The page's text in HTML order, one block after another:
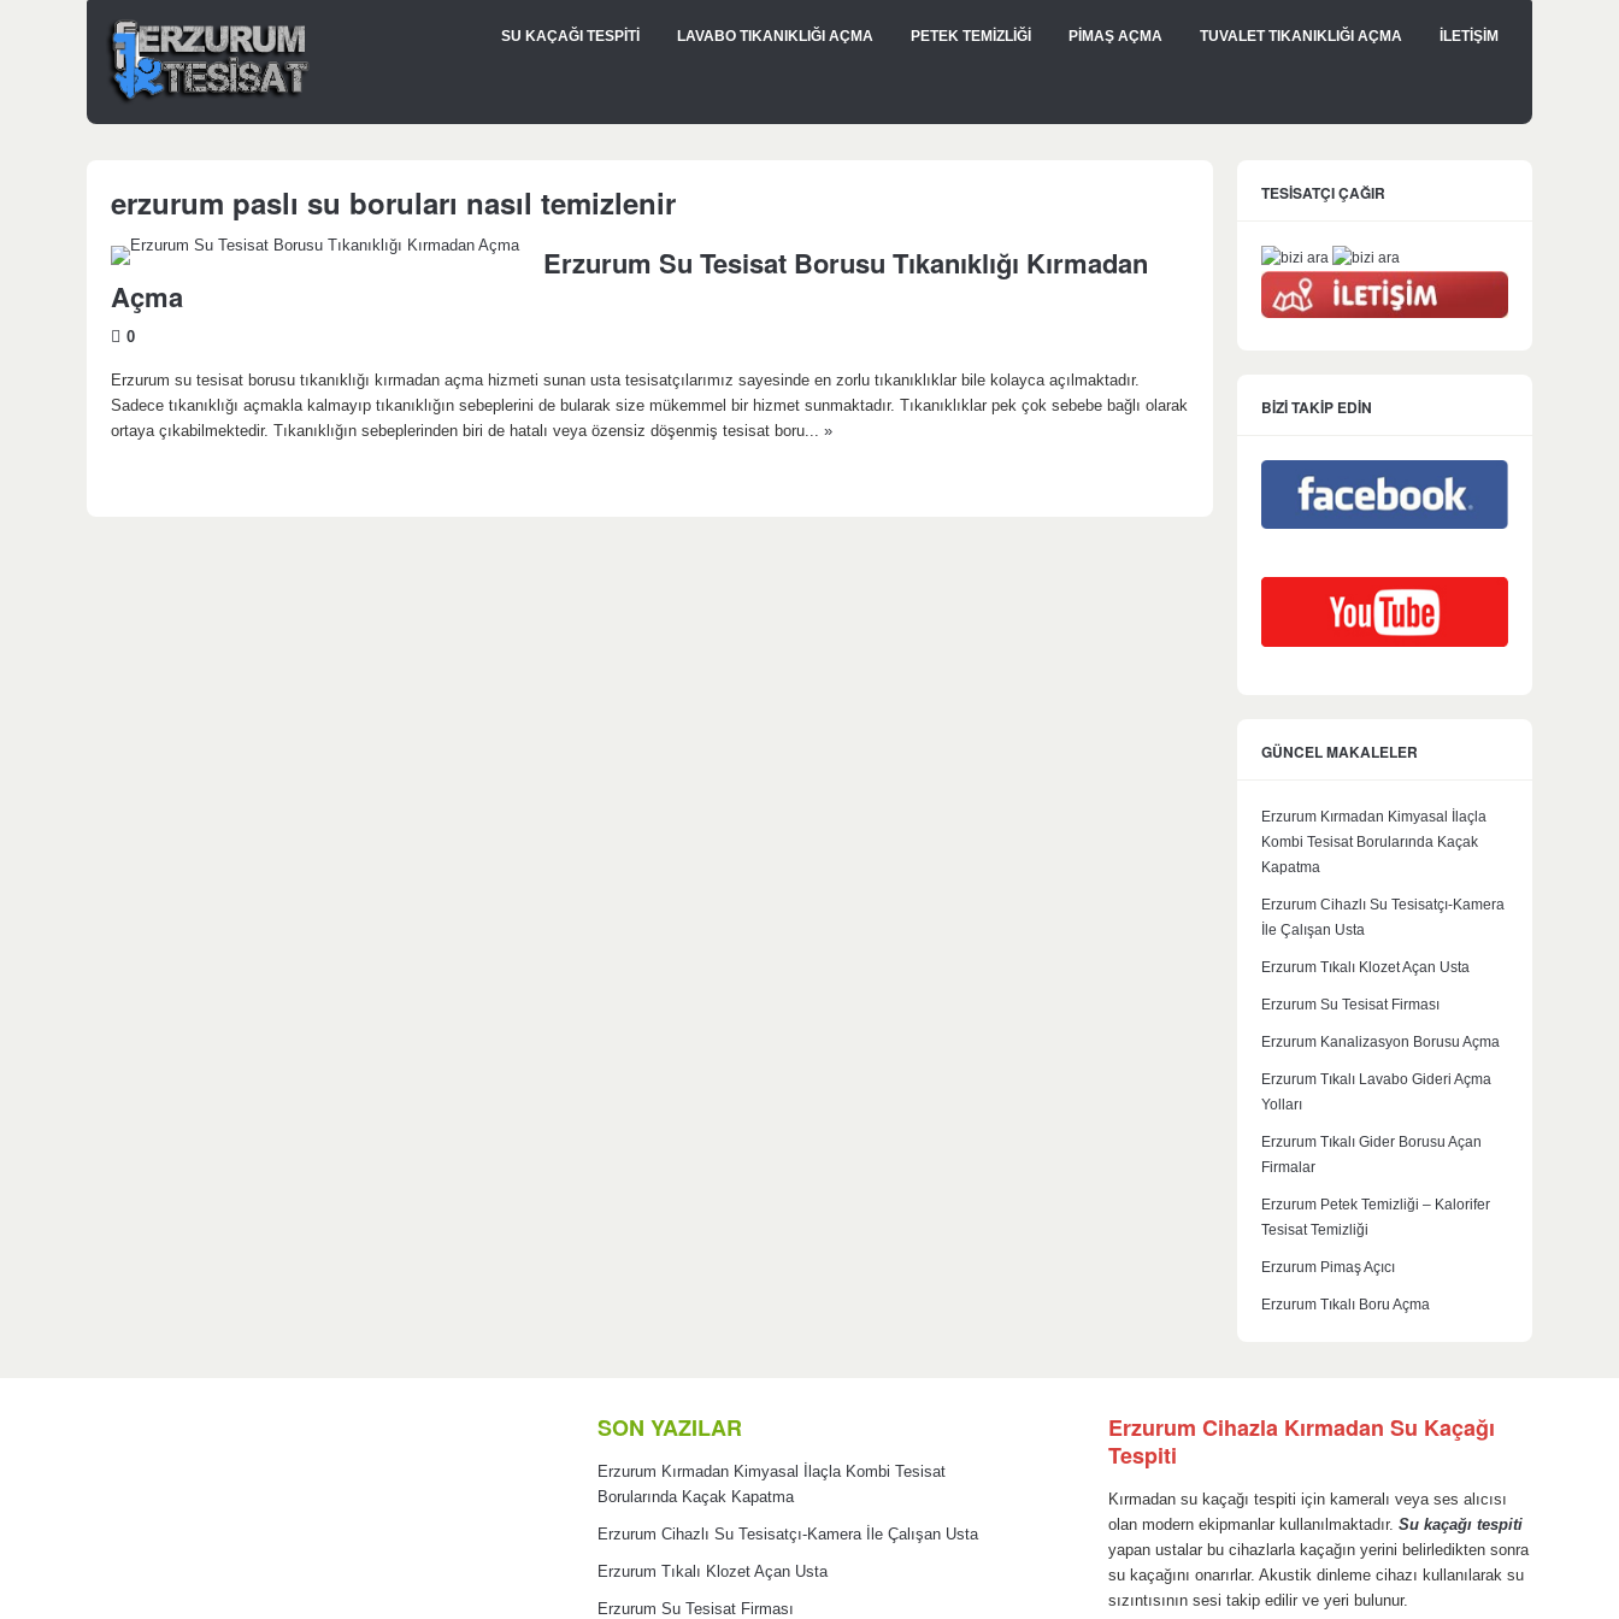
SU KAÇAĞI TESPİTİ LAVABO TIKANIKLIĞI AÇMA PETEK TEMİZLİĞİ PİMAŞ AÇMA TUVALET TIKANIKLIĞI AÇMA İLETİŞİM
erzurum paslı su boruları nasıl temizlenir
Erzurum Su Tesisat Borusu Tıkanıklığı Kırmadan
Açma
0
Erzurum su tesisat borusu tıkanıklığı kırmadan açma hizmeti sunan usta tesisatçılarımız sayesinde en zorlu tıkanıklıklar bile kolayca açılmaktadır.
Sadece tıkanıklığı açmakla kalmayıp tıkanıklığın sebeplerini de bularak size mükemmel bir hizmet sunmaktadır. Tıkanıklıklar pek çok sebebe bağlı olarak
ortaya çıkabilmektedir. Tıkanıklığın sebeplerinden biri de hatalı veya özensiz döşenmiş tesisat boru... »
TESİSATÇI ÇAĞIR
BİZİ TAKİP EDİN
GÜNCEL MAKALELER
Erzurum Kırmadan Kimyasal İlaçla
Kombi Tesisat Borularında Kaçak
Kapatma
Erzurum Cihazlı Su Tesisatçı-Kamera
İle Çalışan Usta
Erzurum Tıkalı Klozet Açan Usta
Erzurum Su Tesisat Firması
Erzurum Kanalizasyon Borusu Açma
Erzurum Tıkalı Lavabo Gideri Açma
Yolları
Erzurum Tıkalı Gider Borusu Açan
Firmalar
Erzurum Petek Temizliği – Kalorifer
Tesisat Temizliği
Erzurum Pimaş Açıcı
Erzurum Tıkalı Boru Açma
SON YAZILAR
Erzurum Kırmadan Kimyasal İlaçla Kombi Tesisat
Borularında Kaçak Kapatma
Erzurum Cihazlı Su Tesisatçı-Kamera İle Çalışan Usta
Erzurum Tıkalı Klozet Açan Usta
Erzurum Su Tesisat Firması
Erzurum Cihazla Kırmadan Su Kaçağı
Tespiti
Kırmadan su kaçağı tespiti için kameralı veya ses alıcısı
olan modern ekipmanlar kullanılmaktadır. Su kaçağı tespiti
yapan ustalar bu cihazlarla kaçağın yerini belirledikten sonra
su kaçağını onarırlar. Akustik dinleme cihazı kullanılarak su
sızıntısının sesi takip edilir ve yeri bulunur.